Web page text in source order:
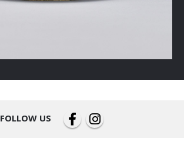
FOLLOW US